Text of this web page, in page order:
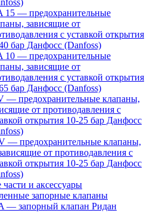
15 — предохранительные
зависящие от
с уставкой открытия
бар Данфосс (Danfoss)
10 — предохранительные
зависящие от
с уставкой открытия
бар Данфосс (Danfoss)
— предохранительные клапаны,
от противодавления с
открытия 10-25 бар Данфосс
— предохранительные клапаны,
от противодавления с
открытия 10-25 бар Данфосс
и аксессуары
запорные клапаны
— запорный клапан Ридан